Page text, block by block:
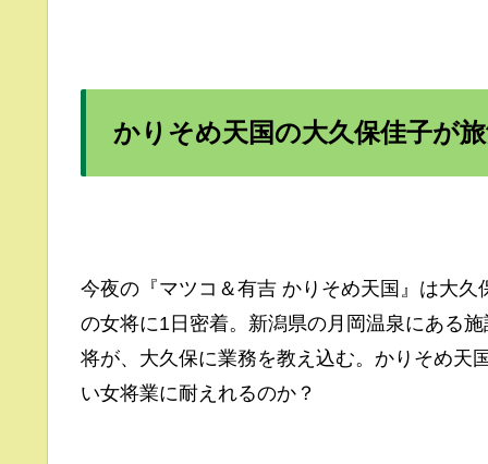
かりそめ天国の大久保佳子が
今夜の『マツコ＆有吉 かりそめ天国』は大
の女将に1日密着。新潟県の月岡温泉にある
将が、大久保に業務を教え込む。かりそめ天
い女将業に耐えれるのか？